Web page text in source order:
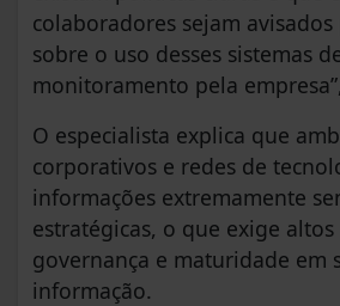
colaboradores sejam
sobre o uso desses sistemas
monitoramento pela
O especialista explica que
corporativos e redes de
informações extremamente
estratégicas, o que exige
governança e maturidade em
informação.